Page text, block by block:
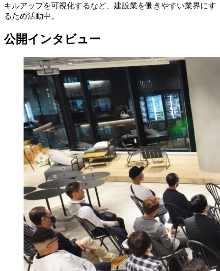
キルアップを可視化するなど、建設業を働きやすい業界にす
るため活動中。
公開インタビュー